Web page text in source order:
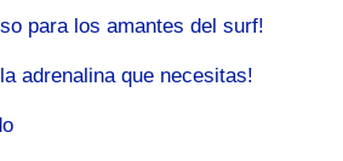
para los amantes del surf!
adrenalina que necesitas!